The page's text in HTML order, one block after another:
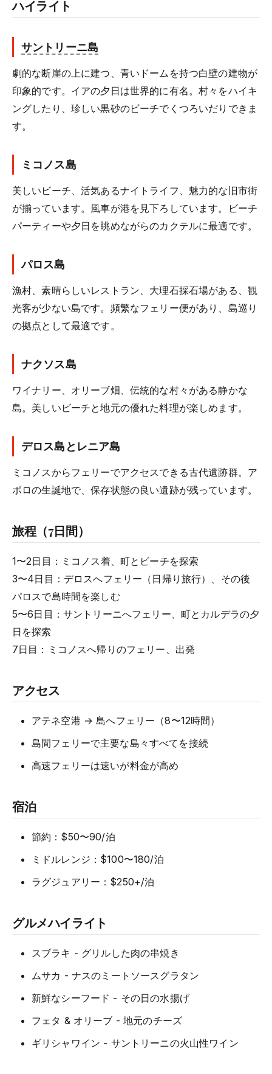
ハイライト
サントリーニ島
劇的な断崖の上に建つ、青いドームを持つ白壁の建物が
印象的です。イアの夕日は世界的に有名。村々をハイキ
ングしたり、珍しい黒砂のビーチでくつろいだりできま
す。
ミコノス島
美しいビーチ、活気あるナイトライフ、魅力的な旧市街
が揃っています。風車が港を見下ろしています。ビーチ
パーティーや夕日を眺めながらのカクテルに最適です。
パロス島
漁村、素晴らしいレストラン、大理石採石場がある、観
光客が少ない島です。頻繁なフェリー便があり、島巡り
の拠点として最適です。
ナクソス島
ワイナリー、オリーブ畑、伝統的な村々がある静かな
島。美しいビーチと地元の優れた料理が楽しめます。
デロス島とレニア島
ミコノスからフェリーでアクセスできる古代遺跡群。ア
ポロの生誕地で、保存状態の良い遺跡が残っています。
旅程（7日間）
1〜2日目：ミコノス着、町とビーチを探索
3〜4日目：デロスへフェリー（日帰り旅行）、その後
パロスで島時間を楽しむ
5〜6日目：サントリーニへフェリー、町とカルデラの夕
日を探索
7日目：ミコノスへ帰りのフェリー、出発
アクセス
アテネ空港 → 島へフェリー（8〜12時間）
島間フェリーで主要な島々すべてを接続
高速フェリーは速いが料金が高め
宿泊
節約：$50〜90/泊
ミドルレンジ：$100〜180/泊
ラグジュアリー：$250+/泊
グルメハイライト
スブラキ - グリルした肉の串焼き
ムサカ - ナスのミートソースグラタン
新鮮なシーフード - その日の水揚げ
フェタ & オリーブ - 地元のチーズ
ギリシャワイン - サントリーニの火山性ワイン